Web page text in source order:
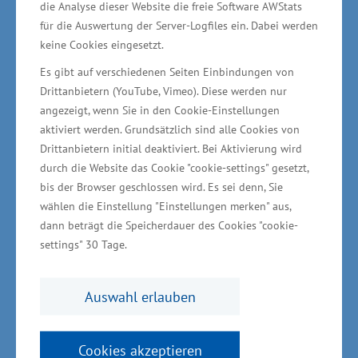
die Analyse dieser Website die freie Software AWStats
für die Auswertung der Server-Logfiles ein. Dabei werden
keine Cookies eingesetzt.
Es gibt auf verschiedenen Seiten Einbindungen von
Drittanbietern (YouTube, Vimeo). Diese werden nur
angezeigt, wenn Sie in den Cookie-Einstellungen
aktiviert werden. Grundsätzlich sind alle Cookies von
Drittanbietern initial deaktiviert. Bei Aktivierung wird
durch die Website das Cookie "cookie-settings" gesetzt,
bis der Browser geschlossen wird. Es sei denn, Sie
wählen die Einstellung "Einstellungen merken" aus,
dann beträgt die Speicherdauer des Cookies "cookie-
settings" 30 Tage.
Auswahl erlauben
Cookies akzeptieren
darunter zwei Wasserskianlagen, ein Wasser-
Kletterpark, mehrere Wasserrutschen, ein
Sprung­kissen, Hot-Pool, Sauna sowie ein Stand-
Up-Paddle-Par­cours.
Insgesamt wurden rund 3,6 Millionen Euro in
den Wasser- und Wakepark investiert. Das
Wirtschaftsministerium hat das Vorhaben von
Beginn an begleitet und mit rund 844.000 Euro
gefördert. Zudem wurde ein durch die
Bürgschaftsbank Meck­lenburg-Vorpommern
um die Gesamtfinanzierung zu sichern.
„Mit dieser Investition wurde nicht nur ein